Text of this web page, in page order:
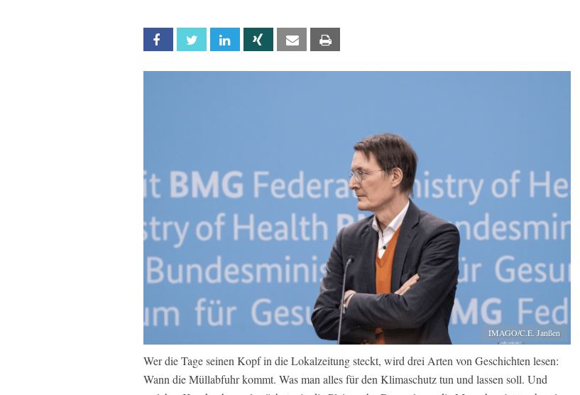
Facebook Twitter Linkedin Xing Email
IMAGO/C.E. Janßen
Wer die Tage seinen Kopf in die Lokalzeitung steckt, wird drei Arten von Geschichten lesen:
Wann die Müllabfuhr kommt. Was man alles für den Klimaschutz tun und lassen soll. Und